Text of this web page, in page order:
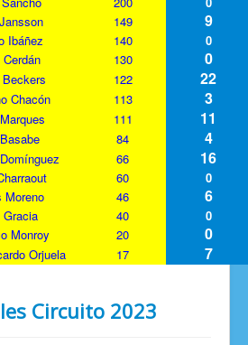
149 9
Ibáñez 140
0
130 0
122 22
Chacón 113 3
111 11
84 4
66 16
60
0
Moreno 46 6
40
0
Monroy 20 0
Orjuela 17 7
Circuito 2023